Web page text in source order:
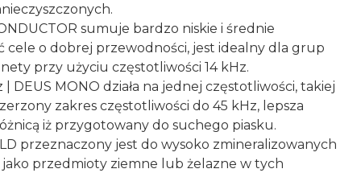
sumuje bardzo niskie i średnie
cele o dobrej przewodności, jest idealny dla grup
przy użyciu częstotliwości 14 kHz.
DEUS MONO działa na jednej częstotliwości, takiej
zakres częstotliwości do 45 kHz, lepsza
iż przygotowany do suchego piasku.
przeznaczony jest do wysoko zmineralizowanych
przedmioty ziemne lub żelazne w tych